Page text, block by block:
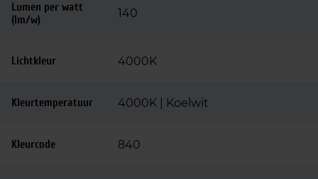
Lumen per watt
(lm/w)
140
Lichtkleur 4000K
Kleurtemperatuur 4000K | Koelwit
Kleurcode 840